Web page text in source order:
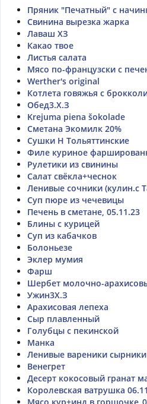
Пряник "Печатный" с
Свинина вырезка жарка
Лаваш ХЗ
Какао твое
Листья салата
Мясо по-французски с
Werther's original
Котлета говяжья с
Обед3.Х.З
Krejuma piena šokolade
Сметана Экомилк 20%
Сушки Н Тольяттинские
Филе куриное
Рулетики из свинины
Салат свёкла+чеснок
Ленивые сочники (кулин.с
Суп пюре из чечевицы
Печень в сметане, 05.11.23
Блины с курицей
Суп из кабачков
Болоньезе
Эклер мумия
Фарш
Шербет молочно-
Ужин3Х.З
Арахисовая лепеха
Сыр плавленный
Голубцы с пекинской
Манка
Ленивые вареники сырники
Венегрет
Десерт кокосовый гранат
Королевская ватрушка